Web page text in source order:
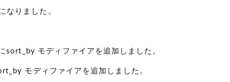
なりました。
sort_by モディファイアを追加しました。
モディファイアを追加しました。